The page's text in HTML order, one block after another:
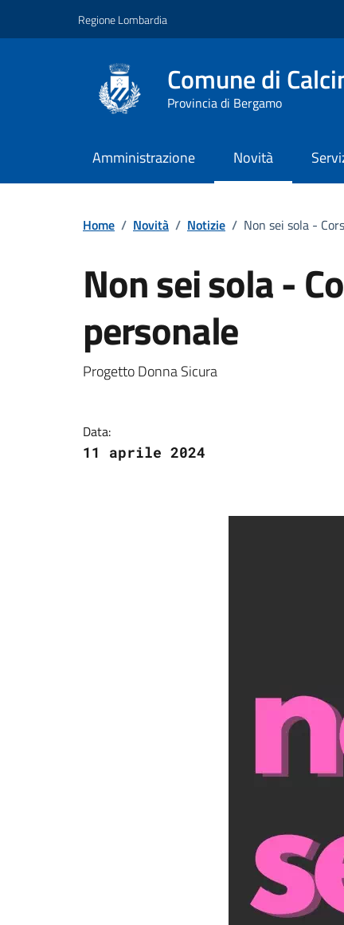
Regione Lombardia
Comune di
Provincia di Bergamo
Amministrazione Novità
Home / Novità / Notizie / Non sei sola -
Non sei sola -
personale
Dettagli della notizia
Progetto Donna Sicura
Data:
11 aprile 2024